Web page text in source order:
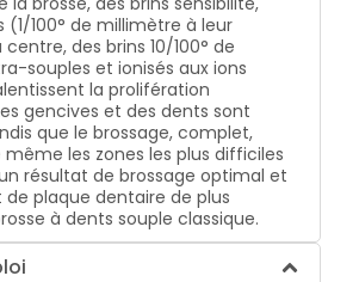
(1/100° de millimètre à leur
des brins 10/100° de
souples et ionisés aux ions
la prolifération
gencives et des dents sont
que le brossage, complet,
les zones les plus difficiles
résultat de brossage optimal et
de plaque dentaire de plus
à dents souple classique.